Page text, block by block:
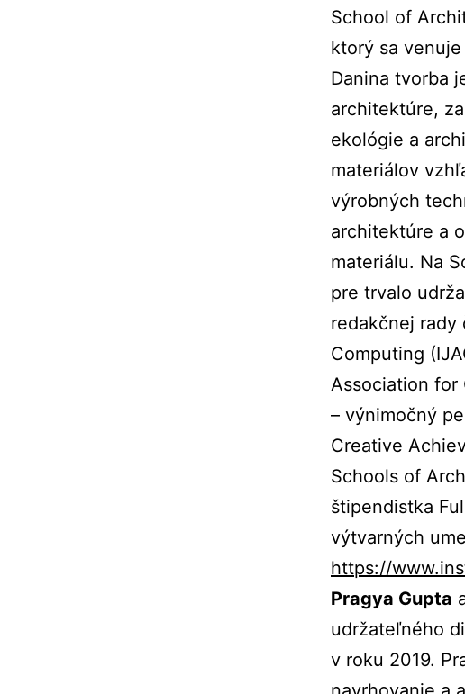
School of
ktorý sa
Danina tvorba
architektúre,
ekológie a
materiálov
výrobných
architektúre a
materiálu. Na
pre trvalo
redakčnej rady
Computing
Association for
– výnimočný
Creative
Schools of
štipendistka
výtvarných
https://
Pragya Gupta
udržateľného
v roku 2019.